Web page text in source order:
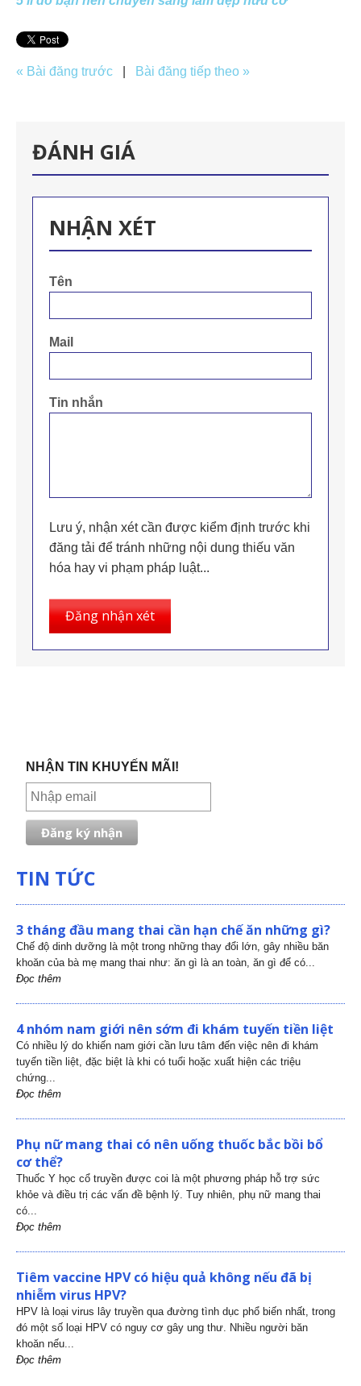
« Bài đăng trước Bài đăng tiếp theo »
ĐÁNH GIÁ
NHẬN XÉT
Tên
Mail
Tin nhắn
Lưu ý, nhận xét cần được kiểm định trước khi
đăng tải để tránh những nội dung thiếu văn
hóa hay vi phạm pháp luật...
Đăng nhận xét
NHẬN TIN KHUYẾN MÃI!
TIN TỨC
3 tháng đầu mang thai cần hạn chế ăn những gì?
Chế độ dinh dưỡng là một trong những thay đổi lớn, gây nhiều băn
khoăn của bà mẹ mang thai như: ăn gì là an toàn, ăn gì để có...
Đọc thêm
4 nhóm nam giới nên sớm đi khám tuyến tiền liệt
Có nhiều lý do khiến nam giới cần lưu tâm đến việc nên đi khám
tuyến tiền liệt, đặc biệt là khi có tuổi hoặc xuất hiện các triệu
chứng...
Đọc thêm
Phụ nữ mang thai có nên uống thuốc bắc bồi bổ
cơ thể?
Thuốc Y học cổ truyền được coi là một phương pháp hỗ trợ sức
khỏe và điều trị các vấn đề bệnh lý. Tuy nhiên, phụ nữ mang thai
có...
Đọc thêm
Tiêm vaccine HPV có hiệu quả không nếu đã bị
nhiễm virus HPV?
HPV là loại virus lây truyền qua đường tình dục phổ biến nhất, trong
đó một số loại HPV có nguy cơ gây ung thư. Nhiều người băn
khoăn nếu...
Đọc thêm